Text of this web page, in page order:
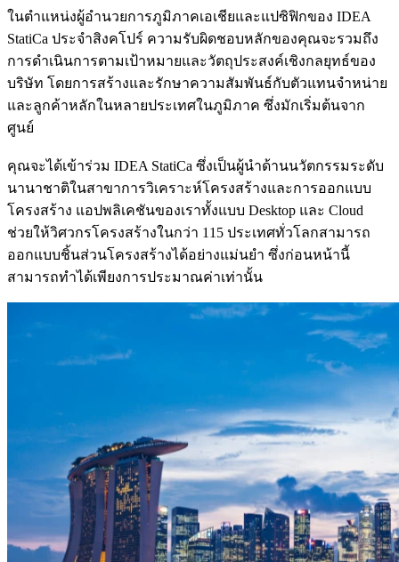
ในตำแหน่งผู้อำนวยการภูมิภาคเอเชียและแปซิฟิกของ IDEA
StatiCa ประจำสิงคโปร์ ความรับผิดชอบหลักของคุณจะรวมถึง
การดำเนินการตามเป้าหมายและวัตถุประสงค์เชิงกลยุทธ์ของ
บริษัท โดยการสร้างและรักษาความสัมพันธ์กับตัวแทนจำหน่าย
และลูกค้าหลักในหลายประเทศในภูมิภาค ซึ่งมักเริ่มต้นจาก
ศูนย์
คุณจะได้เข้าร่วม IDEA StatiCa ซึ่งเป็นผู้นำด้านนวัตกรรมระดับ
นานาชาติในสาขาการวิเคราะห์โครงสร้างและการออกแบบ
โครงสร้าง แอปพลิเคชันของเราทั้งแบบ Desktop และ Cloud
ช่วยให้วิศวกรโครงสร้างในกว่า 115 ประเทศทั่วโลกสามารถ
ออกแบบชิ้นส่วนโครงสร้างได้อย่างแม่นยำ ซึ่งก่อนหน้านี้
สามารถทำได้เพียงการประมาณค่าเท่านั้น